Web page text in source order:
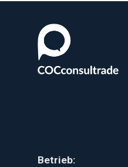
Betrieb: